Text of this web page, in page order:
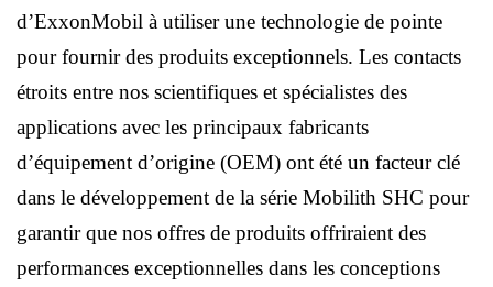
d’ExxonMobil à utiliser une technologie de pointe
pour fournir des produits exceptionnels. Les contacts
étroits entre nos scientifiques et spécialistes des
applications avec les principaux fabricants
d’équipement d’origine (OEM) ont été un facteur clé
dans le développement de la série Mobilith SHC pour
garantir que nos offres de produits offriraient des
performances exceptionnelles dans les conceptions